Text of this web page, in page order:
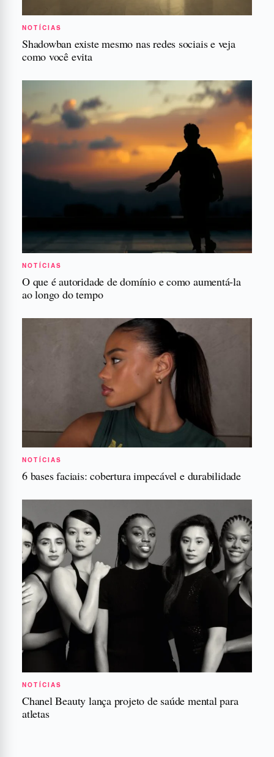
NOTÍCIAS
Shadowban existe mesmo nas redes sociais e veja
como você evita
NOTÍCIAS
O que é autoridade de domínio e como aumentá-la
ao longo do tempo
NOTÍCIAS
6 bases faciais: cobertura impecável e durabilidade
NOTÍCIAS
Chanel Beauty lança projeto de saúde mental para
atletas